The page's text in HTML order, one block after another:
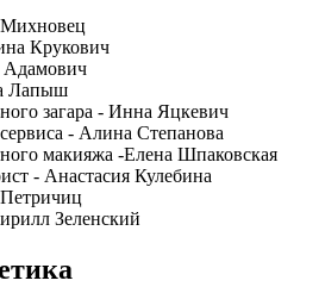
Крукович
Адамович
Лапыш
загара - Инна Яцкевич
- Алина Степанова
макияжа -Елена Шпаковская
- Анастасия Кулебина
Зеленский